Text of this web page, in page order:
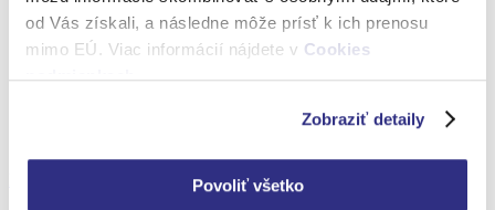
od Vás získali, a následne môže prísť k ich prenosu
mimo EÚ. Viac informácií nájdete v Cookies
podmienkach.
Zobraziť detaily
Povoliť všetko
Kovové komponenty a iné doplnky